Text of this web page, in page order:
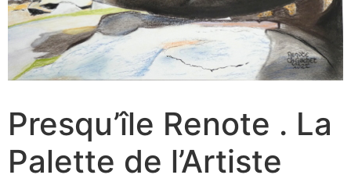
Presqu’île Renote . La
Palette de l’Artiste